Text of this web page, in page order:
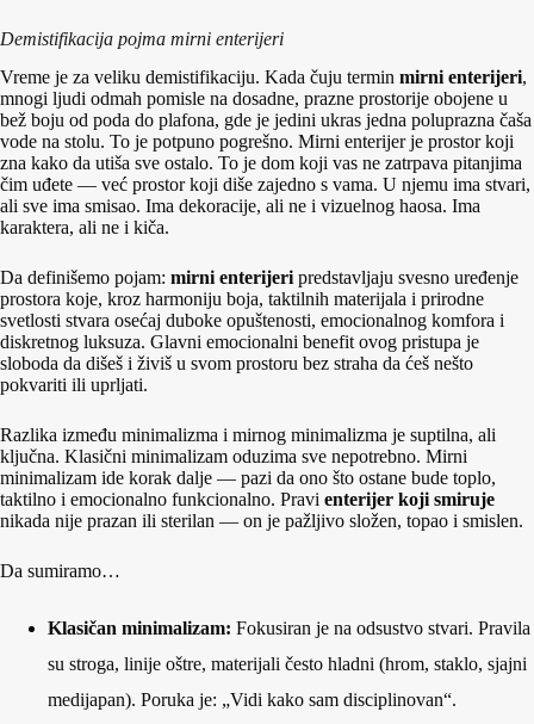
Demistifikacija pojma mirni enterijeri
Vreme je za veliku demistifikaciju. Kada čuju termin mirni enterijeri,
mnogi ljudi odmah pomisle na dosadne, prazne prostorije obojene u
bež boju od poda do plafona, gde je jedini ukras jedna poluprazna čaša
vode na stolu. To je potpuno pogrešno. Mirni enterijer je prostor koji
zna kako da utiša sve ostalo. To je dom koji vas ne zatrpava pitanjima
čim uđete — već prostor koji diše zajedno s vama. U njemu ima stvari,
ali sve ima smisao. Ima dekoracije, ali ne i vizuelnog haosa. Ima
karaktera, ali ne i kiča.
Da definišemo pojam: mirni enterijeri predstavljaju svesno uređenje
prostora koje, kroz harmoniju boja, taktilnih materijala i prirodne
svetlosti stvara osećaj duboke opuštenosti, emocionalnog komfora i
diskretnog luksuza. Glavni emocionalni benefit ovog pristupa je
sloboda da dišeš i živiš u svom prostoru bez straha da ćeš nešto
pokvariti ili uprljati.
Razlika između minimalizma i mirnog minimalizma je suptilna, ali
ključna. Klasični minimalizam oduzima sve nepotrebno. Mirni
minimalizam ide korak dalje — pazi da ono što ostane bude toplo,
taktilno i emocionalno funkcionalno. Pravi enterijer koji smiruje
nikada nije prazan ili sterilan — on je pažljivo složen, topao i smislen.
Da sumiramo…
Klasičan minimalizam: Fokusiran je na odsustvo stvari. Pravila
su stroga, linije oštre, materijali često hladni (hrom, staklo, sjajni
medijapan). Poruka je: „Vidi kako sam disciplinovan“.